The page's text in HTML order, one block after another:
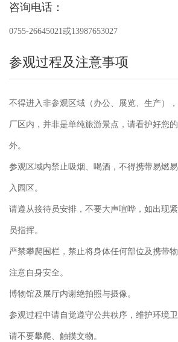
咨询电话：
0755-26645021或13987653027
参观过程及注意事项
不得进入非参观区域（办公、展览、生产）
厂区内，并非是单纯旅游景点，请看护好您
外。
参观区域内禁止吸烟、喝酒，不得携带易燃
入园区。
请遵从接待员安排，不要大声喧哗，如出现
员指挥。
严禁攀爬围栏，禁止将身体任何部位及携带
注意自身安全。
博物馆及展厅内谢绝拍照与摄像。
参观过程中请自觉遵守公共秩序，维护环境
请不要攀爬、触摸文物。